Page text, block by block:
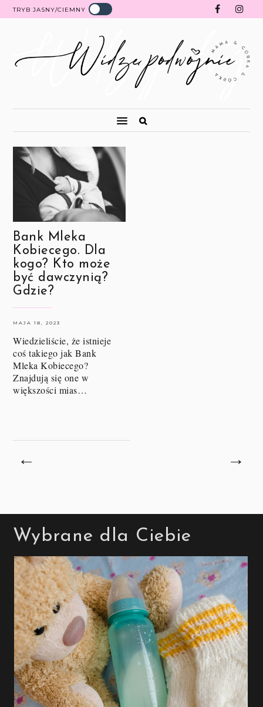
TRYB JASNY/CIEMNY
Bank Mleka
Kobiecego. Dla
kogo? Kto może
być dawczynią?
Gdzie?
MAJA 18, 2023
Wiedzieliście, że istnieje
coś takiego jak Bank
Mleka Kobiecego?
Znajdują się one w
większości mias…
← →
Wybrane dla Ciebie